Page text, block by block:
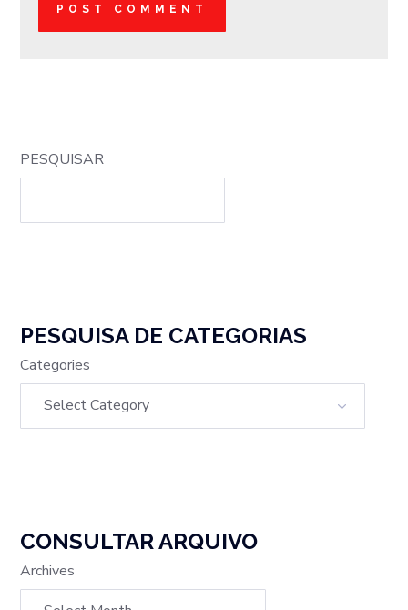
PESQUISAR
PESQUISA DE CATEGORIAS
Categories
CONSULTAR ARQUIVO
Archives